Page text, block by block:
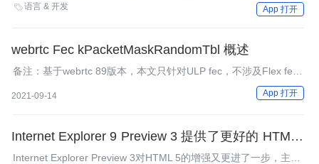
语言 & 开发 App 打开
webrtc Fec kPacketMaskRandomTbl 概述
备注：基于webrtc 89版本，本文只针对ULP fec，不涉及Flex fec
2021-09-14 App 打开
Internet Explorer 9 Preview 3 提供了更好的 HTML 5
支持
Internet Explorer Preview 3对HTML 5的增强又更进了一步，主要